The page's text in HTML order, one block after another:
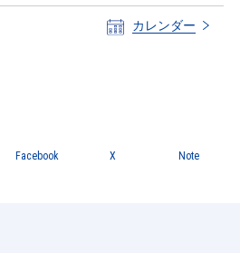
カレンダー
Facebook X Note